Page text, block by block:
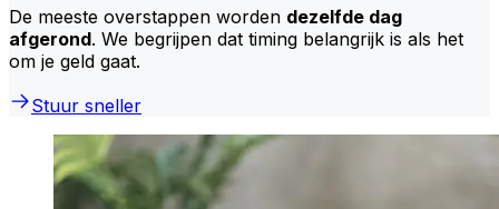
De meeste overstappen worden dezelfde dag
afgerond. We begrijpen dat timing belangrijk is als het
om je geld gaat.
Stuur sneller